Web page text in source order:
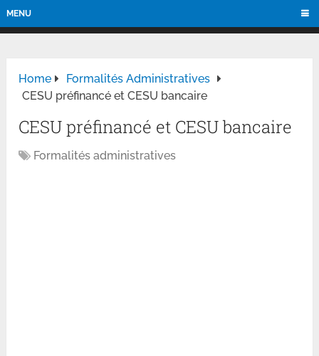
MENU
Home
Formalités Administratives
CESU préfinancé et CESU bancaire
CESU préfinancé et CESU bancaire
Formalités administratives